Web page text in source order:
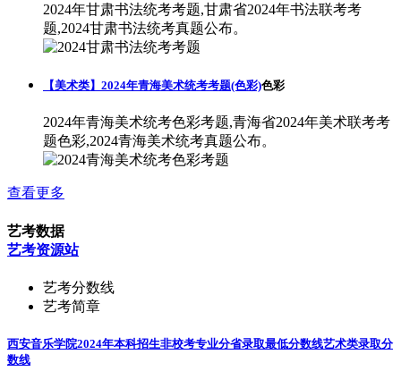
2024年甘肃书法统考考题,甘肃省2024年书法联考考
题,2024甘肃书法统考真题公布。
【美术类】2024年青海美术统考考题(色彩)色彩
2024年青海美术统考色彩考题,青海省2024年美术联考考
题色彩,2024青海美术统考真题公布。
查看更多
艺考数据
艺考资源站
艺考分数线
艺考简章
西安音乐学院2024年本科招生非校考专业分省录取最低分数线艺术类录取分
数线